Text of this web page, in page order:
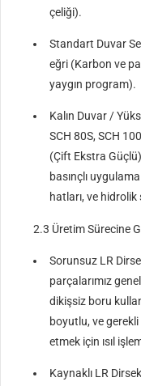
çeliği).
Standart Duvar
eğri (Karbon ve
yaygın program).
Kalın Duvar /
SCH 80S, SCH
(Çift Ekstra
basınçlı
hatları, ve hidrolik
2.3 Üretim Sürecine
Sorunsuz LR
parçalarımız
dikişsiz boru
boyutlu, ve
etmek için ısıl
Kaynaklı LR